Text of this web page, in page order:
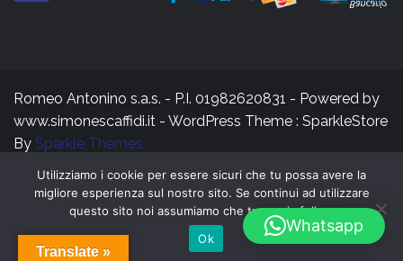
Romeo Antonino s.a.s. - P.I. 01982620831 - Powered by
www.simonescaffidi.it - WordPress Theme : SparkleStore
By Sparkle Themes
Translate »
Whatsapp
Utilizziamo i cookie per essere sicuri che tu possa avere la
migliore esperienza sul nostro sito. Se continui ad utilizzare
questo sito noi assumiamo che tu ne sia felice.
Ok